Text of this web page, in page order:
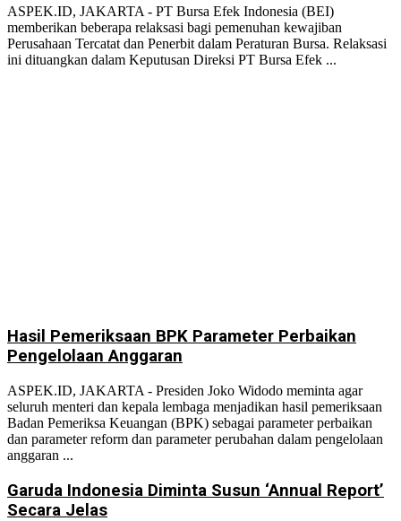
View All Result
ASPEK.ID, JAKARTA - PT Bursa Efek Indonesia (BEI)
memberikan beberapa relaksasi bagi pemenuhan kewajiban
Perusahaan Tercatat dan Penerbit dalam Peraturan Bursa. Relaksasi
ini dituangkan dalam Keputusan Direksi PT Bursa Efek ...
Hasil Pemeriksaan BPK Parameter Perbaikan
Pengelolaan Anggaran
ASPEK.ID, JAKARTA - Presiden Joko Widodo meminta agar
seluruh menteri dan kepala lembaga menjadikan hasil pemeriksaan
Badan Pemeriksa Keuangan (BPK) sebagai parameter perbaikan
dan parameter reform dan parameter perubahan dalam pengelolaan
anggaran ...
Garuda Indonesia Diminta Susun ‘Annual Report’
Secara Jelas